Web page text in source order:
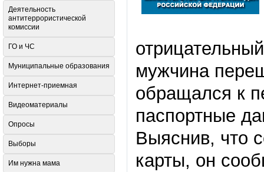
мужчина
обращался к
паспортные
Выяснив, что
карты, он
Деятельность
антитеррористической
комиссии
ГО и ЧС
Муниципальные образования
Интернет-приемная
Видеоматериалы
Опросы
Выборы
Им нужна мама